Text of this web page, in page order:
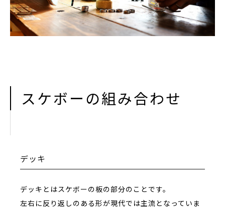
スケボーの組み合わせ
デッキ
デッキとはスケボーの板の部分のことです。
左右に反り返しのある形が現代では主流となっていま